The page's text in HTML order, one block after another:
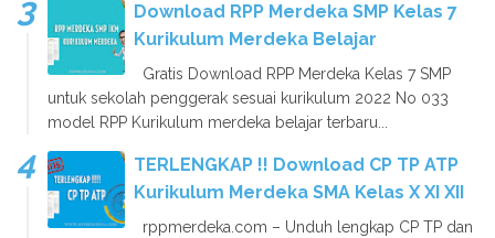
Download RPP Merdeka SMP Kelas 7
Kurikulum Merdeka Belajar
Gratis Download RPP Merdeka Kelas 7 SMP
untuk sekolah penggerak sesuai kurikulum 2022 No 033
model RPP Kurikulum merdeka belajar terbaru...
TERLENGKAP !! Download CP TP ATP
Kurikulum Merdeka SMA Kelas X XI XII
rppmerdeka.com – Unduh lengkap CP TP dan